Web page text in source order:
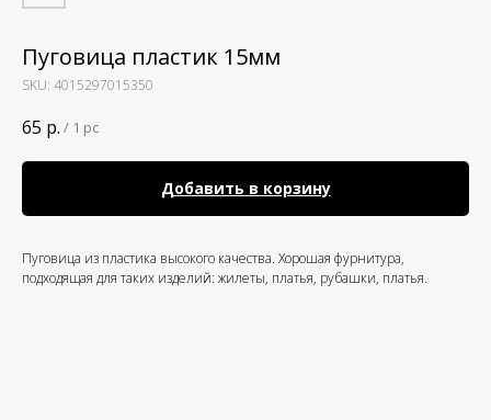
Пуговица пластик 15мм
SKU: 4015297015350
65 р. / 1 pc
Добавить в корзину
Пуговица из пластика высокого качества. Хорошая фурнитура,
подходящая для таких изделий: жилеты, платья, рубашки, платья.